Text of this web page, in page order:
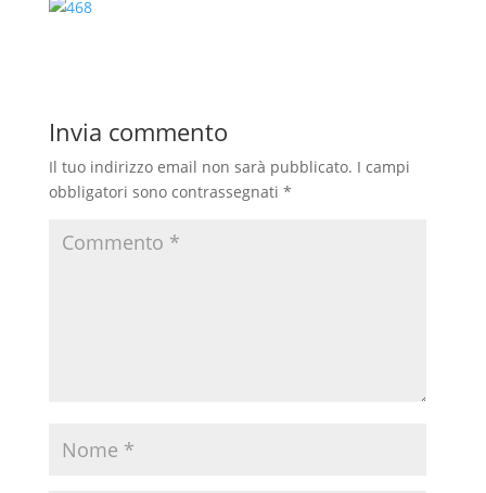
b
k
p
m
d
i
Invia commento
Il tuo indirizzo email non sarà pubblicato. I campi
obbligatori sono contrassegnati *